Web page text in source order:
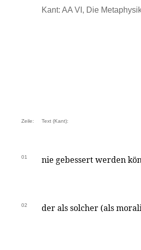
Kant: AA VI, Die
Zeile: Text (Kant):
01 nie gebessert werden
02 der als solcher (als